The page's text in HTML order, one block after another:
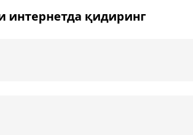
интернетда қидиринг